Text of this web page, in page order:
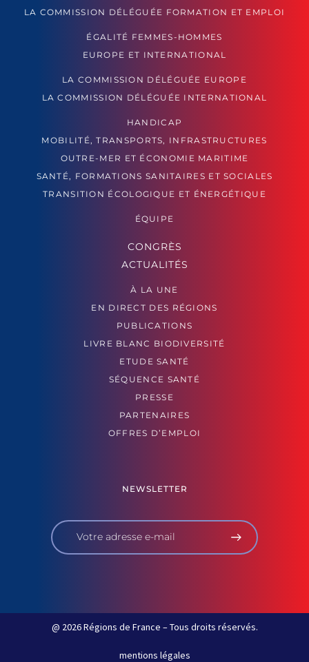
LA COMMISSION DÉLÉGUÉE FORMATION ET EMPLOI
ÉGALITÉ FEMMES-HOMMES
EUROPE ET INTERNATIONAL
LA COMMISSION DÉLÉGUÉE EUROPE
LA COMMISSION DÉLÉGUÉE INTERNATIONAL
HANDICAP
MOBILITÉ, TRANSPORTS, INFRASTRUCTURES
OUTRE-MER ET ÉCONOMIE MARITIME
SANTÉ, FORMATIONS SANITAIRES ET SOCIALES
TRANSITION ÉCOLOGIQUE ET ÉNERGÉTIQUE
ÉQUIPE
CONGRÈS
ACTUALITÉS
À LA UNE
EN DIRECT DES RÉGIONS
PUBLICATIONS
LIVRE BLANC BIODIVERSITÉ
ETUDE SANTÉ
SÉQUENCE SANTÉ
PRESSE
PARTENAIRES
OFFRES D’EMPLOI
NEWSLETTER
@ 2026 Régions de France – Tous droits réservés.
mentions légales